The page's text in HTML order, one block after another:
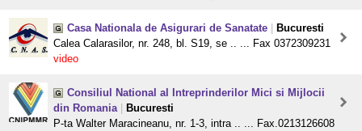
Casa Nationala de Asigurari de Sanatate
Bucuresti
Calea Calarasilor, nr. 248, bl. S19, se .. ... Fax 0372309231
video
Consiliul National al Intreprinderilor Mici si Mijlocii
din Romania
Bucuresti
P-ta Walter Maracineanu, nr. 1-3, intra .. ... Fax.0213126608